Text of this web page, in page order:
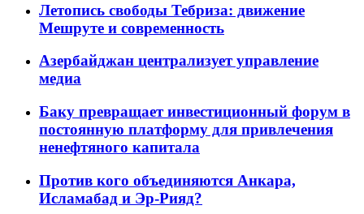
Летопись свободы Тебриза: движение
Мешруте и современность
Азербайджан централизует управление
медиа
Баку превращает инвестиционный форум в
постоянную платформу для привлечения
ненефтяного капитала
Против кого объединяются Анкара,
Исламабад и Эр-Рияд?